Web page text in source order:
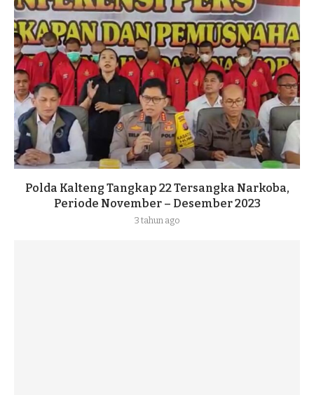
Polda Kalteng Tangkap 22 Tersangka Narkoba,
Periode November – Desember 2023
3 tahun ago